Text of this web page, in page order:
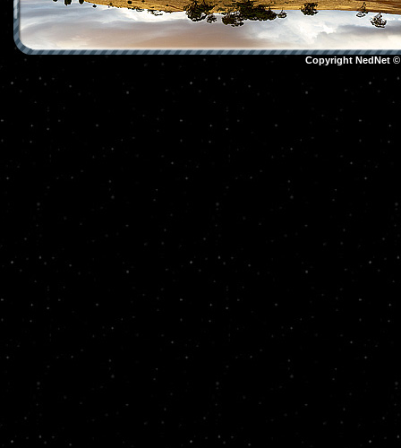
Copyright NedNet